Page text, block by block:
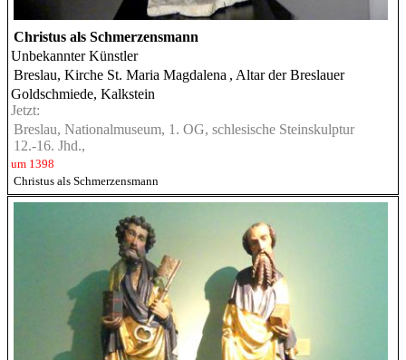
Christus als Schmerzensmann
Unbekannter Künstler
Breslau, Kirche St. Maria Magdalena , Altar der Breslauer
Goldschmiede, Kalkstein
Jetzt:
Breslau, Nationalmuseum, 1. OG, schlesische Steinskulptur
12.-16. Jhd.,
um 1398
Christus als Schmerzensmann